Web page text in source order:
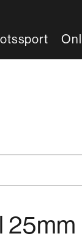
25mm